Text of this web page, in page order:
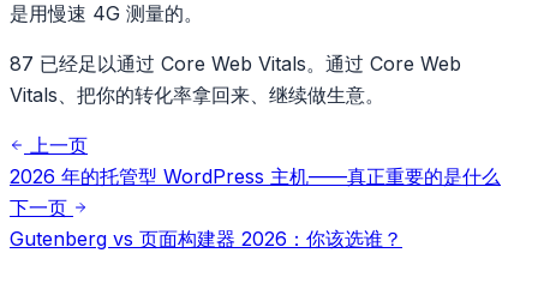
是用慢速 4G 测量的。
87 已经足以通过 Core Web Vitals。通过 Core Web
Vitals、把你的转化率拿回来、继续做生意。
上一页
2026 年的托管型 WordPress 主机——真正重要的是什么
下一页
Gutenberg vs 页面构建器 2026：你该选谁？